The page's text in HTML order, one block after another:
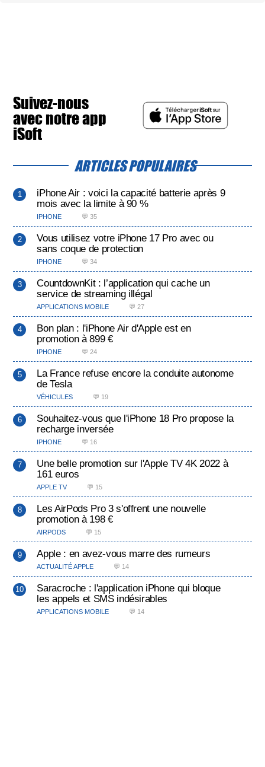
Suivez-nous
avec notre app
iSoft
ARTICLES POPULAIRES
iPhone Air : voici la capacité batterie après 9
mois avec la limite à 90 %
IPHONE 💬 35
Vous utilisez votre iPhone 17 Pro avec ou
sans coque de protection
IPHONE 💬 34
CountdownKit : l’application qui cache un
service de streaming illégal
APPLICATIONS MOBILE 💬 27
Bon plan : l'iPhone Air d'Apple est en
promotion à 899 €
IPHONE 💬 24
La France refuse encore la conduite autonome
de Tesla
VÉHICULES 💬 19
Souhaitez-vous que l'iPhone 18 Pro propose la
recharge inversée
IPHONE 💬 16
Une belle promotion sur l'Apple TV 4K 2022 à
161 euros
APPLE TV 💬 15
Les AirPods Pro 3 s'offrent une nouvelle
promotion à 198 €
AIRPODS 💬 15
Apple : en avez-vous marre des rumeurs
ACTUALITÉ APPLE 💬 14
Saracroche : l'application iPhone qui bloque
les appels et SMS indésirables
APPLICATIONS MOBILE 💬 14